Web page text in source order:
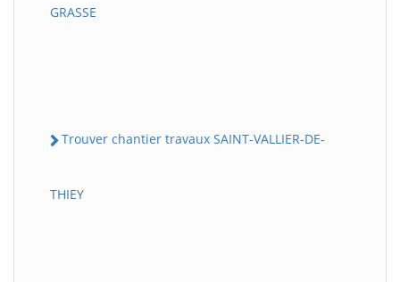
GRASSE
Trouver chantier travaux SAINT-VALLIER-DE-
THIEY